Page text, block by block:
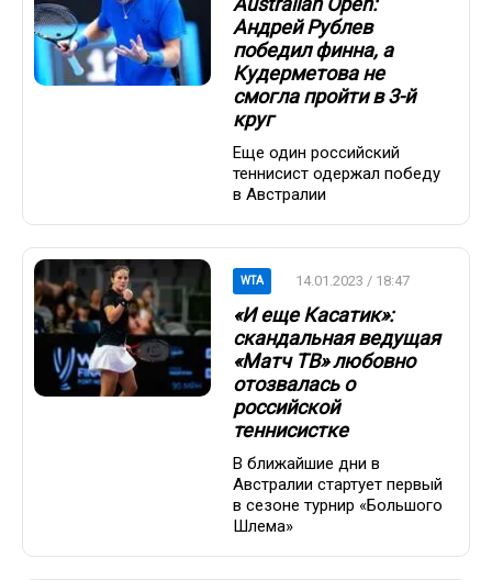
Андрей Рублев
победил финна, а
Кудерметова не
смогла пройти в 3-й
круг
Еще один российский
теннисист одержал победу
в Австралии
WTA 14.01.2023 / 18:47
«И еще Касатик»:
скандальная ведущая
«Матч ТВ» любовно
отозвалась о
российской
теннисистке
В ближайшие дни в
Австралии стартует первый
в сезоне турнир «Большого
Шлема»